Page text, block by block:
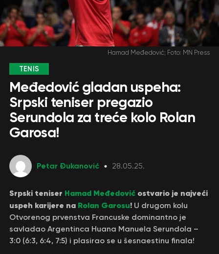
Hamad Međedović; Foto: MN Press
TENIS
Međedović gladan uspeha:
Srpski teniser pregazio
Serundola za treće kolo Rolan
Garosa!
Petar Đukanović 28.05.25.
Srpski teniser Hamad Međedovićostvario je najveći
uspeh karijere na Rolan Garosu! U drugom kolu
Otvorenog prvenstva Francuske dominantno je
savladao Argentinca Huana Manuela Serundola –
3:0 (6:3, 6:4, 7:5) i plasirao se u šesnaestinu finala!